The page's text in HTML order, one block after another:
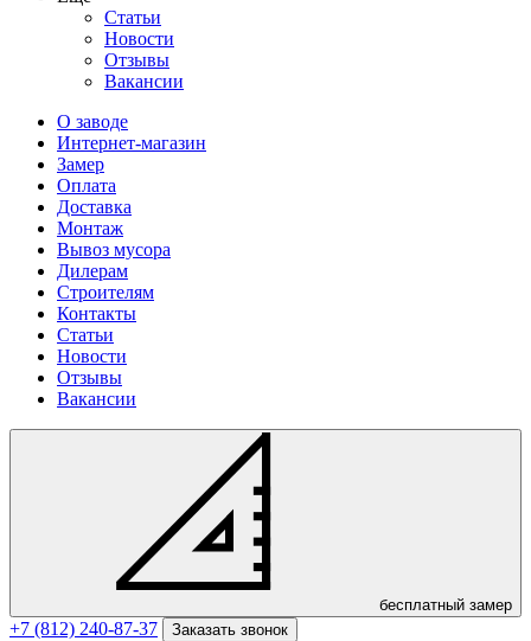
Статьи
Новости
Отзывы
Вакансии
О заводе
Интернет-магазин
Замер
Оплата
Доставка
Монтаж
Вывоз мусора
Дилерам
Строителям
Контакты
Статьи
Новости
Отзывы
Вакансии
бесплатный замер
+7 (812) 240-87-37 Заказать звонок